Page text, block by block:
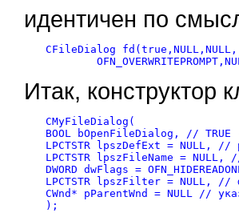
идентичен по
CFileDialog fd(true,NULL,NULL,
Итак, конструктор
CMyFileDialog(
BOOL bOpenFileDialog, //
LPCTSTR lpszDefExt = NULL, //
LPCTSTR lpszFileName =
DWORD dwFlags =
LPCTSTR lpszFilter = NULL, //
CWnd* pParentWnd = NULL //